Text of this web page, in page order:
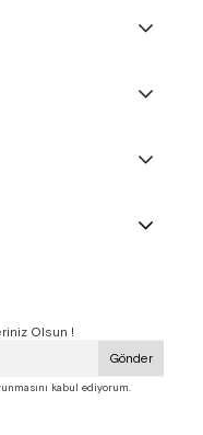
Olsun !
Gönder
kabul ediyorum.